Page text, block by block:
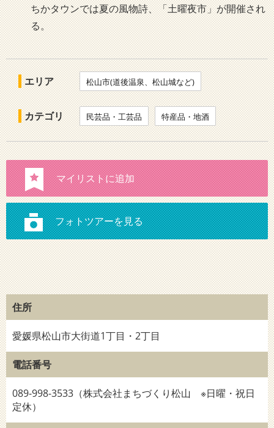
ちかタウンでは夏の風物詩、「土曜夜市」が開催され
る。
エリア 松山市(道後温泉、松山城など)
カテゴリ 民芸品・工芸品 特産品・地酒
住所
愛媛県松山市大街道1丁目・2丁目
電話番号
089-998-3533（株式会社まちづくり松山 ※日曜・祝日
定休）